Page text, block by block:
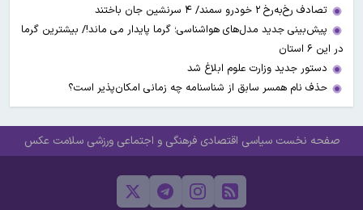
تصادف رخ‌به‌رخ ۲ خودرو سمند/ ۴ سرنشین جان باختند
پیش‌بینی جدید مدل‌های هواشناسی؛ گرما پایدار می ماند!/ بیشترین گرما
در این ۶ استان
دستور جدید وزارت علوم ابلاغ شد
حذف نام همسر سابق از شناسنامه چه زمانی امکان‌پذیر است؟
صفحه نخست سیاسی اقتصادی فرهنگی و اجتماعی ورزشی سلامت عکس